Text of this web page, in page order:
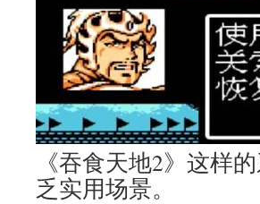
《吞食天地2》这样
乏实用场景。